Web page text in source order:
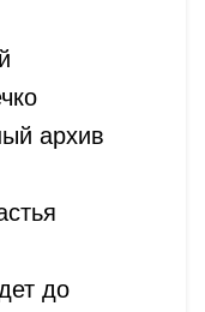
архив
до